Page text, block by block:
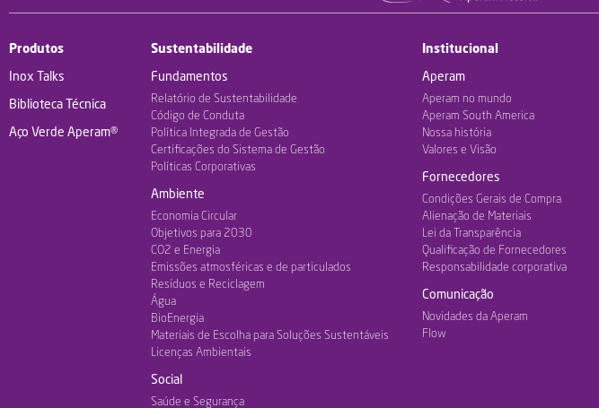
Produtos
Inox Talks
Biblioteca Técnica
Aço Verde Aperam®
Sustentabilidade
Fundamentos
Relatório de Sustentabilidade
Código de Conduta
Política Integrada de Gestão
Certificações do Sistema de Gestão
Políticas Corporativas
Ambiente
Economia Circular
Objetivos para 2030
CO2 e Energia
Emissões atmosféricas e de particulados
Resíduos e Reciclagem
Água
BioEnergia
Materiais de Escolha para Soluções Sustentáveis
Licenças Ambientais
Social
Saúde e Segurança
Institucional
Aperam
Aperam no mundo
Aperam South America
Nossa história
Valores e Visão
Fornecedores
Condições Gerais de Compra
Alienação de Materiais
Lei da Transparência
Qualificação de Fornecedores
Responsabilidade corporativa
Comunicação
Novidades da Aperam
Flow